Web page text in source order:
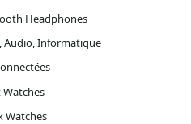
Headphones
Audio, Informatique
Watches